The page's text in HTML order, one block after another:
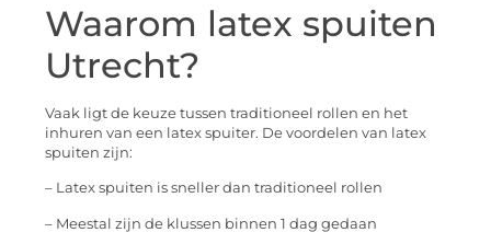
Waarom latex spuiten
Utrecht?
Vaak ligt de keuze tussen traditioneel rollen en het
inhuren van een latex spuiter. De voordelen van latex
spuiten zijn:
– Latex spuiten is sneller dan traditioneel rollen
– Meestal zijn de klussen binnen 1 dag gedaan